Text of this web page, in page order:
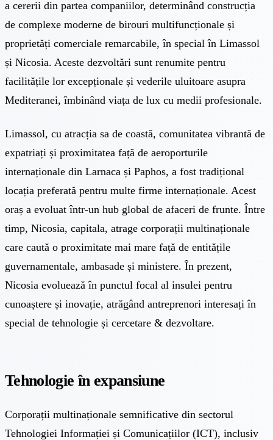
a cererii din partea companiilor, determinând construcția
de complexe moderne de birouri multifuncționale și
proprietăți comerciale remarcabile, în special în Limassol
și Nicosia. Aceste dezvoltări sunt renumite pentru
facilitățile lor excepționale și vederile uluitoare asupra
Mediteranei, îmbinând viața de lux cu medii profesionale.
Limassol, cu atracția sa de coastă, comunitatea vibrantă de
expatriați și proximitatea față de aeroporturile
internaționale din Larnaca și Paphos, a fost tradițional
locația preferată pentru multe firme internaționale. Acest
oraș a evoluat într-un hub global de afaceri de frunte. Între
timp, Nicosia, capitala, atrage corporații multinaționale
care caută o proximitate mai mare față de entitățile
guvernamentale, ambasade și ministere. În prezent,
Nicosia evoluează în punctul focal al insulei pentru
cunoaștere și inovație, atrăgând antreprenori interesați în
special de tehnologie și cercetare & dezvoltare.
Tehnologie în expansiune
Corporații multinaționale semnificative din sectorul
Tehnologiei Informației și Comunicațiilor (ICT), inclusiv